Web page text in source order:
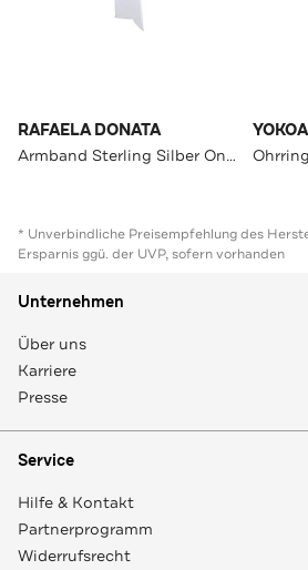
RAFAELA DONATA
Armband Sterling Silber OneColor
* Unverbindliche Preisempfehlung des
Ersparnis ggü. der UVP, sofern vorhanden
Unternehmen
Über uns
Karriere
Presse
Service
Hilfe & Kontakt
Partnerprogramm
Widerrufsrecht